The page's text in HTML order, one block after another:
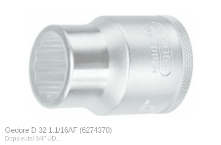
Gedore D 32 1.1/16AF (6274370)
Dopsleutel 3/4" UD…